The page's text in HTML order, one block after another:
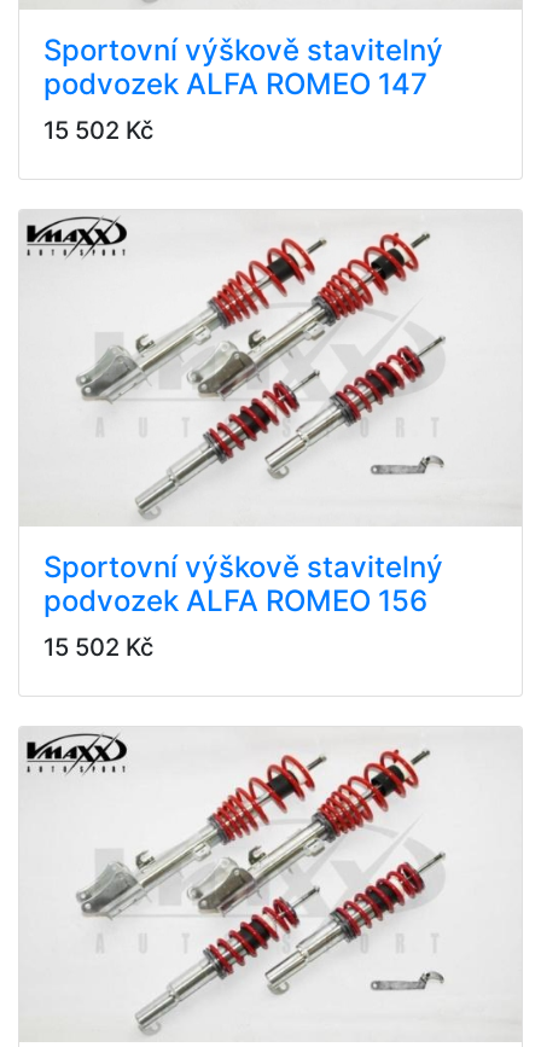
Sportovní výškově stavitelný
podvozek ALFA ROMEO 147
15 502 Kč
Sportovní výškově stavitelný
podvozek ALFA ROMEO 156
15 502 Kč